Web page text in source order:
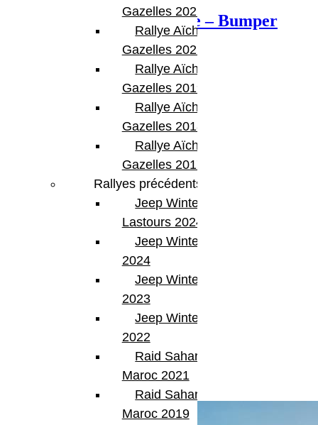
Location 4×4 raid et rallye – Bumper
Gazelles 2022
Rallye Aïcha des
Gazelles 2021 -30th
Rallye Aïcha des
Gazelles 2019
Rallye Aïcha des
Gazelles 2018
Rallye Aïcha des
Gazelles 2017
Rallyes précédents
Jeep Winter
Lastours 2024
Jeep Winter Tour
2024
Jeep Winter Tour
2023
Jeep Winter Tour
2022
Raid Sahara Tour
Maroc 2021
Raid Sahara Tour
Maroc 2019